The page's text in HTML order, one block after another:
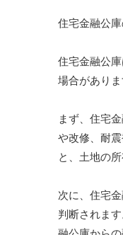
住宅金融公
住宅金融公
場合があり
まず、住宅
や改修、耐
と、土地の
次に、住宅
判断されま